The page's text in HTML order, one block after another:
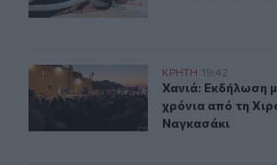
Χανιά: Εκδήλωση μνήμης για τα 81
ΚΡΗΤΗ 19:42
Χανιά: Εκδήλωση
Χανιά: Εκδήλωση
χρόνια από τη
Ναγκασάκι